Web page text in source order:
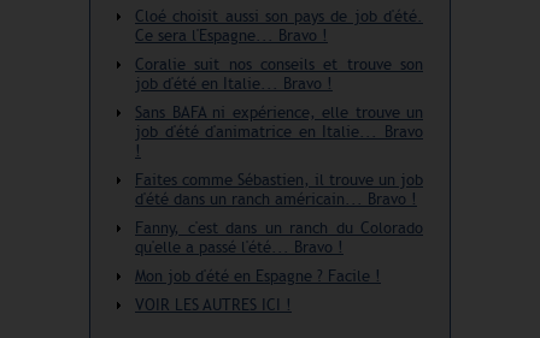
Cloé choisit aussi son pays de job d'été.
Ce sera l'Espagne... Bravo !
Coralie suit nos conseils et trouve son
job d'été en Italie... Bravo !
Sans BAFA ni expérience, elle trouve un
job d'été d'animatrice en Italie... Bravo
!
Faites comme Sébastien, il trouve un job
d'été dans un ranch américain... Bravo !
Fanny, c'est dans un ranch du Colorado
qu'elle a passé l'été... Bravo !
Mon job d'été en Espagne ? Facile !
VOIR LES AUTRES ICI !